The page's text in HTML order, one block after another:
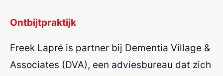
Ontbijtpraktijk
Freek Lapré is partner bij Dementia Village &
Associates (DVA), een adviesbureau dat zich